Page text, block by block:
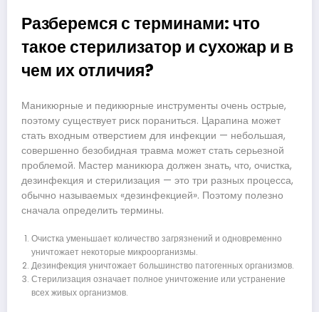
Разберемся с терминами: что
такое стерилизатор и сухожар и в
чем их отличия?
Маникюрные и педикюрные инструменты очень острые,
поэтому существует риск пораниться. Царапина может
стать входным отверстием для инфекции — небольшая,
совершенно безобидная травма может стать серьезной
проблемой. Мастер маникюра должен знать, что, очистка,
дезинфекция и стерилизация — это три разных процесса,
обычно называемых «дезинфекцией». Поэтому полезно
сначала определить термины.
Очистка уменьшает количество загрязнений и одновременно
уничтожает некоторые микроорганизмы.
Дезинфекция уничтожает большинство патогенных организмов.
Стерилизация означает полное уничтожение или устранение
всех живых организмов.